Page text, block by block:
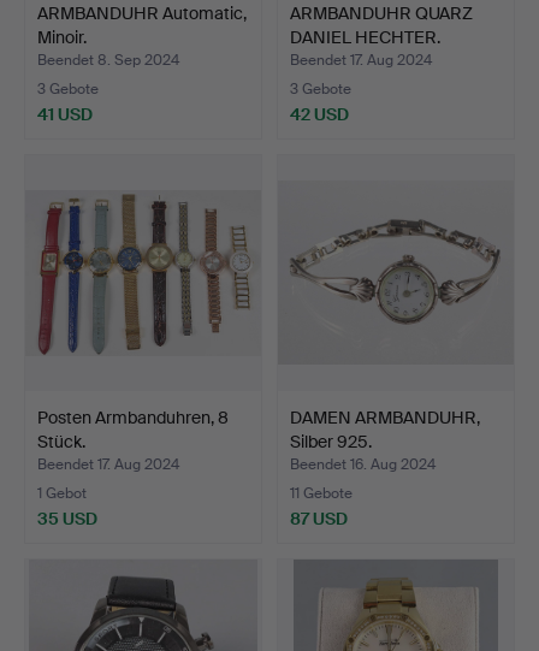
ARMBANDUHR Automatic,
Minoir.
Beendet 8. Sep 2024
3 Gebote
41 USD
ARMBANDUHR QUARZ
DANIEL HECHTER.
Beendet 17. Aug 2024
3 Gebote
42 USD
Posten Armbanduhren, 8
Stück.
Beendet 17. Aug 2024
1 Gebot
35 USD
DAMEN ARMBANDUHR,
Silber 925.
Beendet 16. Aug 2024
11 Gebote
87 USD